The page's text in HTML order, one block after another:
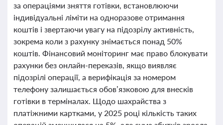
за операціями зняття готівки, встановлюючи
індивідуальні ліміти на одноразове отримання
коштів і звертаючи увагу на підозрілу активність,
зокрема коли з рахунку знімається понад 50%
коштів. Фінансовий моніторинг має право блокувати
рахунки без онлайн-переказів, якщо виявляє
підозрілі операції, а верифікація за номером
телефону залишається обов’язковою для внесків
готівки в терміналах. Щодо шахрайства з
платіжними картками, у 2025 році кількість таких